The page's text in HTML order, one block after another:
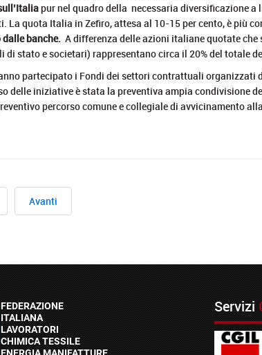
pur nel quadro della necessaria diversificazione
La quota Italia in Zefiro, attesa al 10-15 per cento, è più
banche. A differenza delle azioni italiane quotate
di stato e societari) rappresentano circa il 20% del totale
partecipato i Fondi dei settori contrattuali organizzati
delle iniziative è stata la preventiva ampia condivisione
percorso comune e collegiale di avvicinamento
Avanti
Servizi